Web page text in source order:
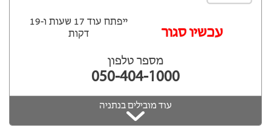
עכשיו סגור
ייפתח עוד 17 שעות ‫ו-19
דקות
מספר טלפון
050-404-1000
עוד מובילים בנתניה